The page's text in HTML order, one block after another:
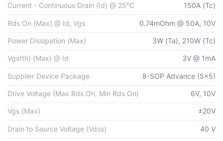
Current - Continuous Drain (Id) @ 25°C 150A (Tc)
Rds On (Max) @ Id, Vgs 0.74mOhm @ 50A, 10V
Power Dissipation (Max) 3W (Ta), 210W (Tc)
Vgs(th) (Max) @ Id 3V @ 1mA
Supplier Device Package 8-SOP Advance (5x5)
Drive Voltage (Max Rds On, Min Rds On) 6V, 10V
Vgs (Max) ±20V
Drain to Source Voltage (Vdss) 40 V